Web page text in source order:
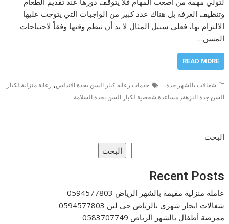
وتنظيف الغرفة بل هناك عدد كبير من الواجبات التي يتوجب عليها
الالتزام بها، فعلي سبيل المثال لا بد أن تنظم وقتها وفقاً لاحتياجات
المسن…
READ MORE
شغالات بالشهر جدة خدمات رعايه كبار السن بجدة الاندلس, رعاية منزلية لكبار
السن جدة النزهة,مساعدة شخصية لكبار السن بجدة السلامة
البحث
البحث
Recent Posts
عاملة منزلية مقيمة بالشهر الرياض 0594577803
شغالات ايجار شهري بالرياض حى لبن 0594577803
ممرضة أطفال بالشهر الرياض 0583707749